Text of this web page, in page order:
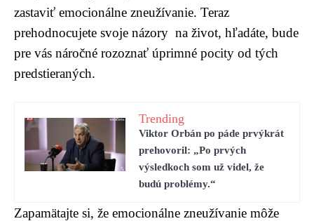
zastaviť emocionálne zneužívanie. Teraz
prehodnocujete svoje názory na život, hľadáte, bude
pre vás náročné rozoznať úprimné pocity od tých
predstieraných.
Trending
Viktor Orbán po páde prvýkrát
prehovoril: „Po prvých
výsledkoch som už videl, že
budú problémy.“
Zapamätajte si, že emocionálne zneužívanie môže